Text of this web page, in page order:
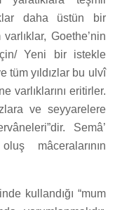
daha üstün bir
Goethe’nin
Yeni bir istekle
tüm yıldızlar bu ulvî
varlıklarını eritirler.
ve seyyarelere
Semâ’
mâceralarının
kullandığı “mum